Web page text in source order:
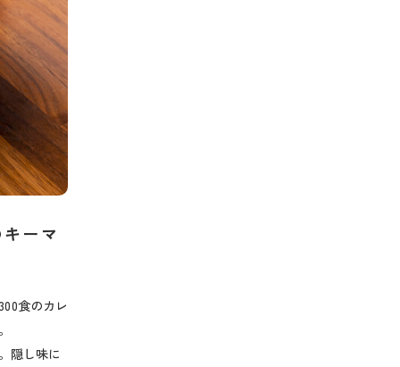
ーマ
食のカレ
隠し味に